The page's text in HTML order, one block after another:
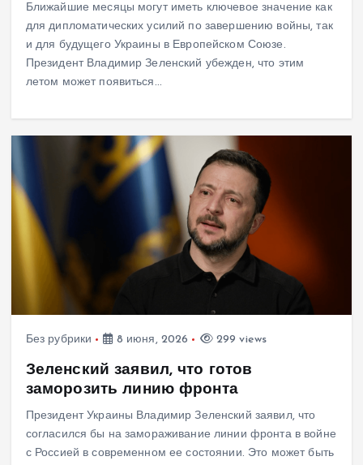
Ближайшие месяцы могут иметь ключевое значение как
для дипломатических усилий по завершению войны, так
и для будущего Украины в Европейском Союзе.
Президент Владимир Зеленский убежден, что этим
летом может появиться…
Без рубрики 8 июня, 2026 299 views
Зеленский заявил, что готов
заморозить линию фронта
Президент Украины Владимир Зеленский заявил, что
согласился бы на замораживание линии фронта в войне
с Россией в современном ее состоянии. Это может быть